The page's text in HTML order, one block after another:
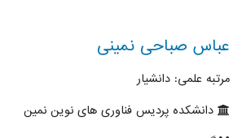
عباس صباحی نمینی
مرتبه علمی: دانشیار
دانشکده پردیس فناوری های نوین نمین